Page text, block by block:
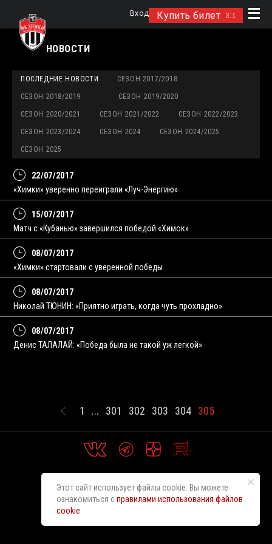
Купить билет
Вход
НОВОСТИ
ПОСЛЕДНИЕ НОВОСТИ СЕЗОН 2017/2018
СЕЗОН 2018/2019 СЕЗОН 2019/2020
СЕЗОН 2020/2021 СЕЗОН 2021/2022 СЕЗОН 2022/2023
СЕЗОН 2023/2024 СЕЗОН 2024 СЕЗОН 2024/2025
СЕЗОН 2025
22/07/2017
«Химки» уверенно переиграли «Луч-Энергию»
15/07/2017
Матч с «Кубанью» завершился победой «Химок»
08/07/2017
«Химки» стартовали с уверенной победы
08/07/2017
Николай ТЮНИН: «Приятно играть, когда чуть прохладно»
08/07/2017
Денис ТАЛАЛАЙ: «Победа была не такой уж легкой»
1 ... 301 302 303 304 305
Этот сайт использует файлы cookie. Вы можете
ознакомиться справилами использования файлов
cookie